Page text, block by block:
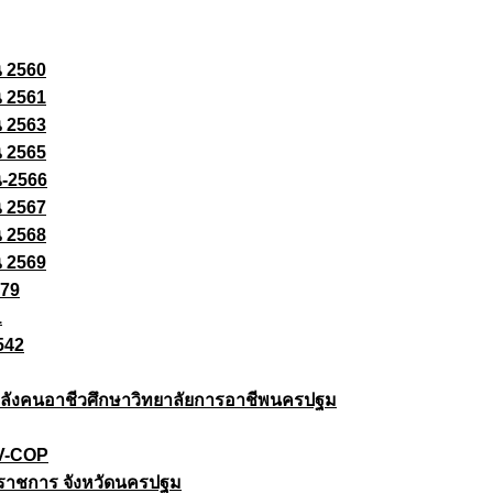
2560
2561
2563
2565
2566
2567
2568
2569
งคนอาชีวศึกษาวิทยาลัยการอาชีพนครปฐม
COP
าชการ จังหวัดนครปฐม